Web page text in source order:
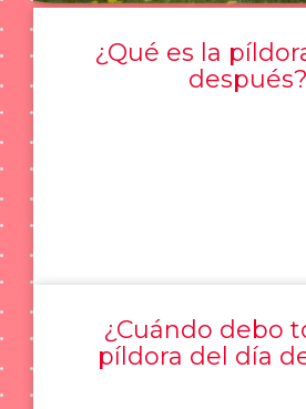
¿Qué es la
después?
¿Cuándo debo
píldora del día